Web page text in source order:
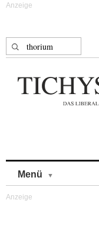
Suche nach:
Menü